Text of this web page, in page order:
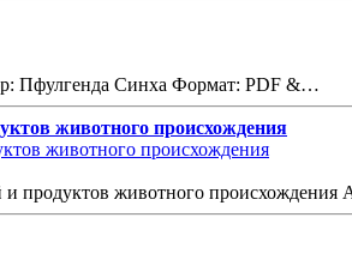
Пфулгенда Синха Формат: PDF &…
животного происхождения
и продуктов животного